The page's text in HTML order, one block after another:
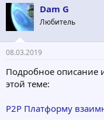
Dam G
Любитель
08.03.2019
Подробное описание
этой теме:
P2P Платформу